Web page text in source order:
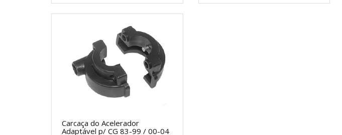
Carcaça do Acelerador
Adaptável p/ CG 83-99 / 00-04